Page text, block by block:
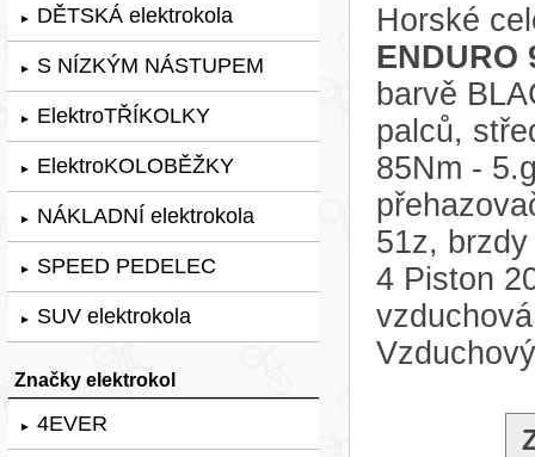
► DĚTSKÁ elektrokola
► S NÍZKÝM NÁSTUPEM
► ElektroTŘÍKOLKY
► ElektroKOLOBĚŽKY
► NÁKLADNÍ elektrokola
► SPEED PEDELEC
► SUV elektrokola
Značky elektrokol
► 4EVER
Horské
ENDURO
barvě
palců,
85Nm -
51z,
4 Piston